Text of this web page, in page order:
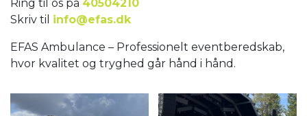
Ring til os på 40504210
Skriv til info@efas.dk
EFAS Ambulance – Professionelt eventberedskab,
hvor kvalitet og tryghed går hånd i hånd.